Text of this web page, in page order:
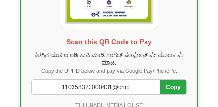
Scan this QR Code to Pay
ಕೆಳಗಿನ ಯುಪಿಐ ಐಡಿ ಕಾಪಿ ಮಾಡಿ ಗೂಗಲ್ ಪೇ/ಫೋನ್ ಪೇ ಮೂಲಕ ಪೇ
ಮಾಡಿ.
Copy the UPI ID below and pay via Google Pay/PhonePe.
Copy
TULUNADU MEDIA HOUSE